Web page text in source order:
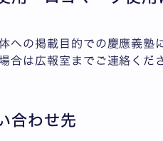
への掲載目的での慶應義塾
合は広報室までご連絡くだ
合わせ先